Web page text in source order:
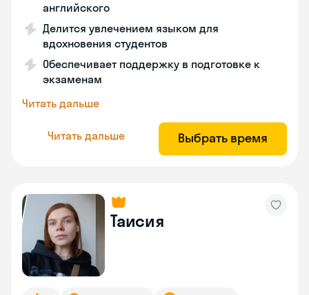
английского
Делится увлечением языком для
вдохновения студентов
Обеспечивает поддержку в подготовке к
экзаменам
Читать дальше
Читать дальше Выбрать время
Таисия